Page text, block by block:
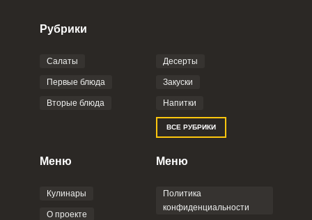
Фото до 4 шт, до 5 mb
Отправляя эту форму, вы соглашаетесь с
Политикой
Пользовательским
соглашением
Рубрики
Салаты
Первые блюда
Вторые блюда
Десерты
Закуски
Напитки
ВСЕ РУБРИКИ
Меню
Кулинары
О проекте
Меню
Политика
конфиденциальности